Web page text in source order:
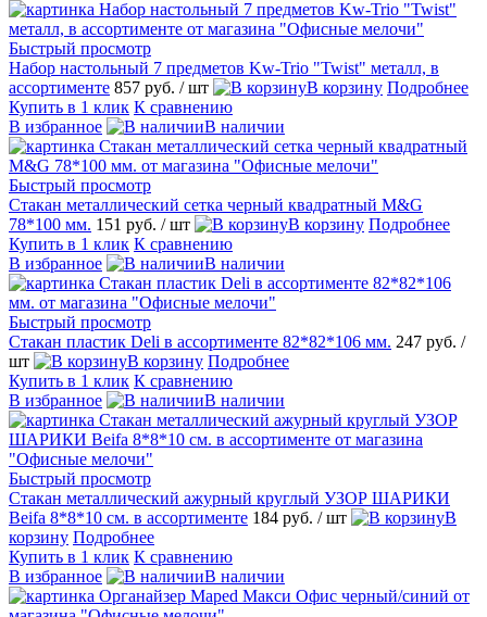
Быстрый просмотр
Набор настольный 7 предметов Kw-Trio "Twist" металл, в
ассортименте 857 руб. / шт В корзину Подробнее
Купить в 1 клик К сравнению
В избранное
В наличии
Быстрый просмотр
Стакан металлический сетка черный квадратный M&G
78*100 мм. 151 руб. / шт В корзину Подробнее
Купить в 1 клик К сравнению
В избранное
В наличии
Быстрый просмотр
Стакан пластик Deli в ассортименте 82*82*106 мм. 247 руб. /
шт
В корзину Подробнее
Купить в 1 клик К сравнению
В избранное
В наличии
Быстрый просмотр
Стакан металлический ажурный круглый УЗОР ШАРИКИ
Beifa 8*8*10 см. в ассортименте 184 руб. / шт
В
корзину Подробнее
Купить в 1 клик К сравнению
В избранное
В наличии